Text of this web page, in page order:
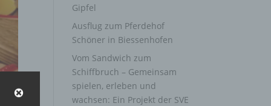
Gipfel
Ausflug zum Pferdehof
Schöner in Biessenhofen
Vom Sandwich zum
Schiffbruch – Gemeinsam
spielen, erleben und
wachsen: Ein Projekt der SVE